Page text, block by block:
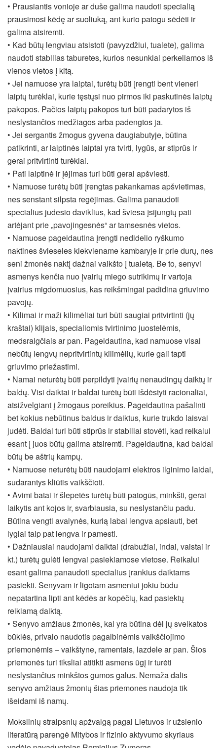
• Prausiantis vonioje ar duše galima naudoti specialią
prausimosi kėdę ar suoliuką, ant kurio patogu sėdėti ir
galima atsiremti.
• Kad būtų lengviau atsistoti (pavyzdžiui, tualete), galima
naudoti stabilias taburetes, kurios nesunkiai perkeliamos iš
vienos vietos į kitą.
• Jei namuose yra laiptai, turėtų būti įrengti bent vieneri
laiptų turėklai, kurie tęstųsi nuo pirmos iki paskutinės laiptų
pakopos. Pačios laiptų pakopos turi būti padarytos iš
neslystančios medžiagos arba padengtos ja.
• Jei sergantis žmogus gyvena daugiabutyje, būtina
patikrinti, ar laiptinės laiptai yra tvirti, lygūs, ar stiprūs ir
gerai pritvirtinti turėklai.
• Pati laiptinė ir įėjimas turi būti gerai apšviesti.
• Namuose turėtų būti įrengtas pakankamas apšvietimas,
nes senstant silpsta regėjimas. Galima panaudoti
specialius judesio daviklius, kad šviesa įsijungtų pati
artėjant prie „pavojingesnės“ ar tamsesnės vietos.
• Namuose pageidautina įrengti nedidelio ryškumo
naktines švieseles kiekviename kambaryje ir prie durų, nes
seni žmonės naktį dažnai vaikšto į tualetą. Be to, senyvi
asmenys kenčia nuo įvairių miego sutrikimų ir vartoja
įvairius migdomuosius, kas reikšmingai padidina griuvimo
pavojų.
• Kilimai ir maži kilimėliai turi būti saugiai pritvirtinti (jų
kraštai) klijais, specialiomis tvirtinimo juostelėmis,
medsraigčiais ar pan. Pageidautina, kad namuose visai
nebūtų lengvų nepritvirtintų kilimėlių, kurie gali tapti
griuvimo priežastimi.
• Namai neturėtų būti perpildyti įvairių nenaudingų daiktų ir
baldų. Visi daiktai ir baldai turėtų būti išdėstyti racionaliai,
atsižvelgiant į žmogaus poreikius. Pageidautina pašalinti
bet kokius nebūtinus baldus ir daiktus, kurie trukdo laisvai
judėti. Baldai turi būti stiprūs ir stabiliai stovėti, kad reikalui
esant į juos būtų galima atsiremti. Pageidautina, kad baldai
būtų be aštrių kampų.
• Namuose neturėtų būti naudojami elektros ilginimo laidai,
sudarantys kliūtis vaikščioti.
• Avimi batai ir šlepetės turėtų būti patogūs, minkšti, gerai
laikytis ant kojos ir, svarbiausia, su neslystančiu padu.
Būtina vengti avalynės, kurią labai lengva apsiauti, bet
lygiai taip pat lengva ir pamesti.
• Dažniausiai naudojami daiktai (drabužiai, indai, vaistai ir
kt.) turėtų gulėti lengvai pasiekiamose vietose. Reikalui
esant galima panaudoti specialius įrankius daiktams
pasiekti. Senyvam ir ligotam asmeniui jokiu būdu
nepatartina lipti ant kėdės ar kopėčių, kad pasiektų
reikiamą daiktą.
• Senyvo amžiaus žmonės, kai yra būtina dėl jų sveikatos
būklės, privalo naudotis pagalbinėmis vaikščiojimo
priemonėmis – vaikštyne, ramentais, lazdele ar pan. Šios
priemonės turi tiksliai atitikti asmens ūgį ir turėti
neslystančius minkštos gumos galus. Nemaža dalis
senyvo amžiaus žmonių šias priemones naudoja tik
išeidami iš namų.
Mokslinių straipsnių apžvalgą pagal Lietuvos ir užsienio
literatūrą parengė Mitybos ir fizinio aktyvumo skyriaus